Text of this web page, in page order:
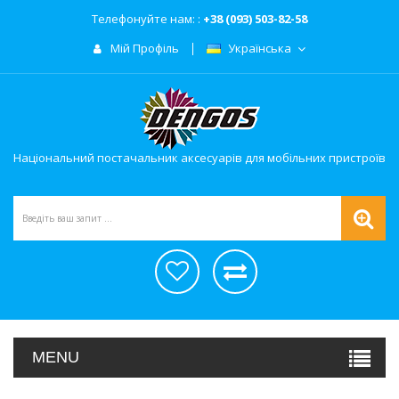
Телефонуйте нам: : +38 (093) 503-82-58
Мій Профіль
Українська
Національний постачальник аксесуарів для мобільних пристроїв
MENU